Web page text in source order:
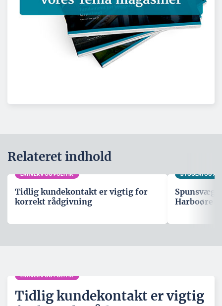
Relateret indhold
ERHVERV OG POLITIK
Tidlig kundekontakt er vigtig for
korrekt rådgivning
BYGGERI OG
Spunsvæg
Harboøre
ERHVERV OG POLITIK
Tidlig kundekontakt er vigtig